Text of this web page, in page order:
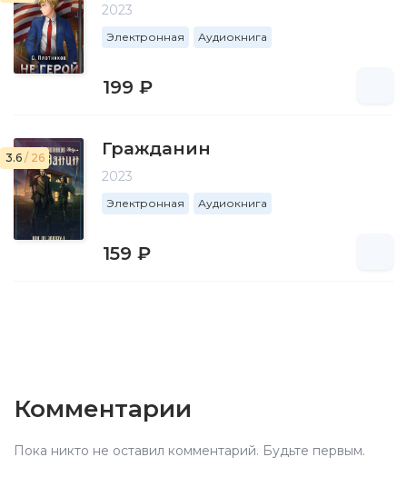
2023
Электронная Аудиокнига
199 ₽
3.6 / 26 Гражданин
2023
Электронная Аудиокнига
159 ₽
Комментарии
Пока никто не оставил комментарий. Будьте первым.